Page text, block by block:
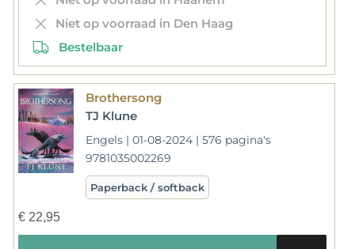
Niet op voorraad in Den Haag
Bestelbaar
Brothersong
TJ Klune
Engels | 01-08-2024 | 576 pagina's
9781035002269
Paperback / softback
€22,95